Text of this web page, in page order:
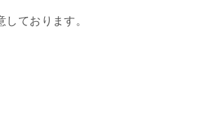
ております。